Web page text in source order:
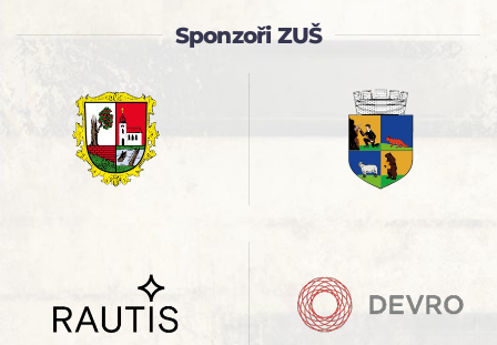
Sponzoři ZUŠ